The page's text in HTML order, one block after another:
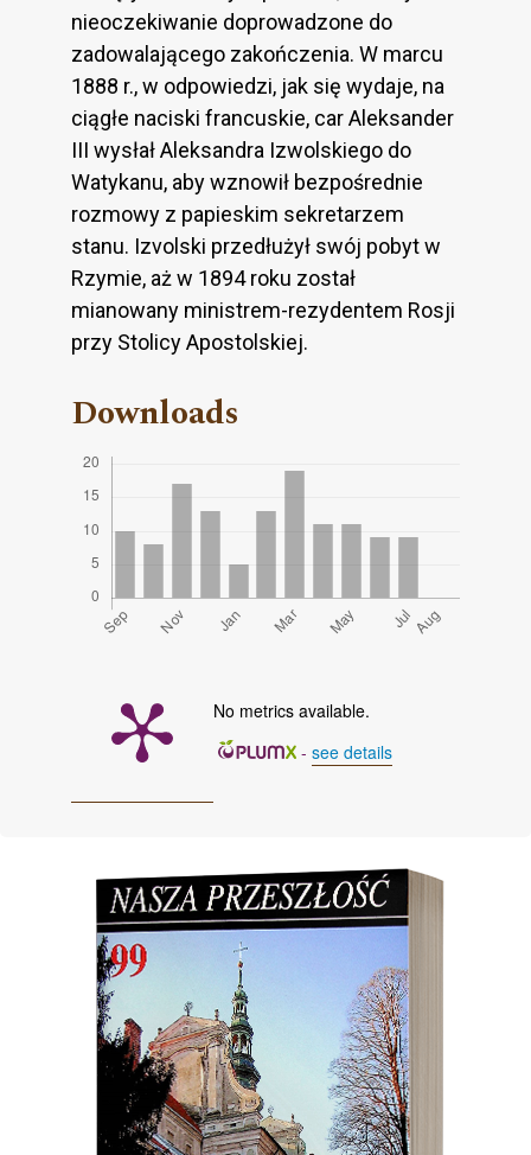
nieoczekiwanie doprowadzone do
zadowalającego zakończenia. W marcu
1888 r., w odpowiedzi, jak się wydaje, na
ciągłe naciski francuskie, car Aleksander
III wysłał Aleksandra Izwolskiego do
Watykanu, aby wznowił bezpośrednie
rozmowy z papieskim sekretarzem
stanu. Izvolski przedłużył swój pobyt w
Rzymie, aż w 1894 roku został
mianowany ministrem-rezydentem Rosji
przy Stolicy Apostolskiej.
Downloads
No metrics available.
- see details